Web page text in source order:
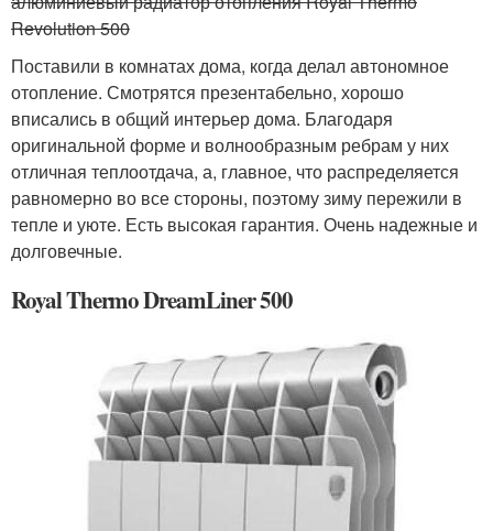
Revolution 500
Поставили в комнатах дома, когда делал автономное
отопление. Смотрятся презентабельно, хорошо
вписались в общий интерьер дома. Благодаря
оригинальной форме и волнообразным ребрам у них
отличная теплоотдача, а, главное, что распределяется
равномерно во все стороны, поэтому зиму пережили в
тепле и уюте. Есть высокая гарантия. Очень надежные и
долговечные.
Royal Thermo DreamLiner 500